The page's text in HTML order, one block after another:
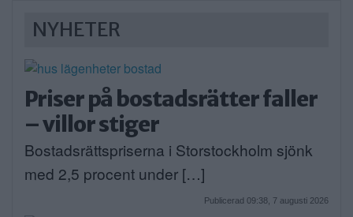
NYHETER
Priser på bostadsrätter faller
– villor stiger
Bostadsrättspriserna i Storstockholm sjönk
med 2,5 procent under […]
Publicerad 09:38, 7 augusti 2026